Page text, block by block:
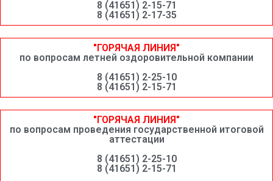
8 (41651) 2-15-71
8 (41651) 2-17-35
"ГОРЯЧАЯ ЛИНИЯ"
по вопросам летней оздоровительной компании
8 (41651) 2-25-10
8 (41651) 2-15-71
"ГОРЯЧАЯ ЛИНИЯ"
по вопросам проведения государственной итоговой
аттестации
8 (41651) 2-25-10
8 (41651) 2-15-71